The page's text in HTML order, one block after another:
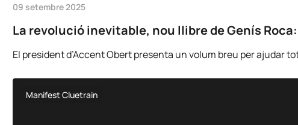
09 setembre 2025
La revolució inevitable, nou llibre de Genís
El president d’Accent Obert presenta un volum breu per ajudar
Manifest Cluetrain